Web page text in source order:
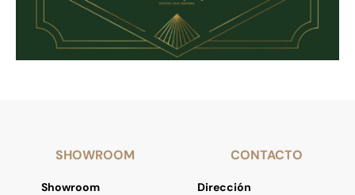
SHOWROOM
Showroom
CONTACTO
Dirección